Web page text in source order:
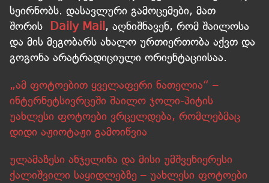
სეირნობს. დასავლური გამოცემები, მათ
შორის Daily Mail , აღნიშნავენ, რომ შაილოსა
და მის მეგობარს ახალო ურთიერთობა აქვთ და
გოგონა არატრადიციული ორიენტაციისაა.
„ამ ფოტოებით ყველაფერი ნათელია“ –
ინტერნეტსივრცეში შაილო ჯოლი-პიტის
უახლესი ფოტოები ვრცელდება, რომლებმაც
დიდი აჟიოტაჟი გამოიწვია
ულამაზესი ანჯელინა და მისი უმშვენიერესი
ქალიშვილი საყიდლებზე – უახლესი ფოტოები